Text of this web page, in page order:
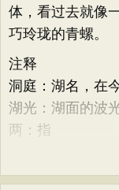
体，看过去就像
巧玲珑的青螺。
注释
洞庭：湖名，在
湖光：湖面的波光
两：指